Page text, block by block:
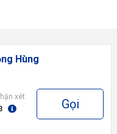
Hùng
xét
Gọi